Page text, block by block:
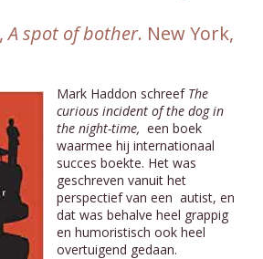
A spot of bother. New York,
Mark Haddon schreef The
curious incident of the dog in
the night-time, een boek
waarmee hij internationaal
succes boekte. Het was
geschreven vanuit het
perspectief van een autist, en
dat was behalve heel grappig
en humoristisch ook heel
overtuigend gedaan.